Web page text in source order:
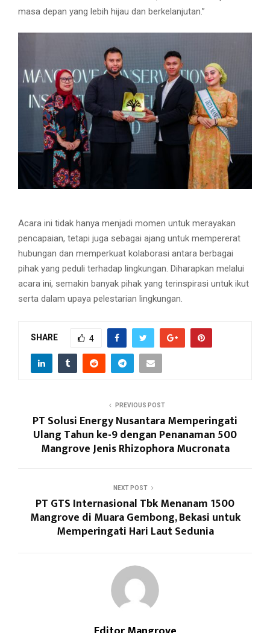
masa depan yang lebih hijau dan berkelanjutan.”
Acara ini tidak hanya menjadi momen untuk merayakan
pencapaian, tetapi juga sebagai ajang untuk mempererat
hubungan dan memperkuat kolaborasi antara berbagai
pihak yang peduli terhadap lingkungan. Diharapkan melalui
acara ini, semakin banyak pihak yang terinspirasi untuk ikut
serta dalam upaya pelestarian lingkungan.
SHARE 4
PREVIOUS POST
PT Solusi Energy Nusantara Memperingati
Ulang Tahun ke-9 dengan Penanaman 500
Mangrove Jenis Rhizophora Mucronata
NEXT POST
PT GTS Internasional Tbk Menanam 1500
Mangrove di Muara Gembong, Bekasi untuk
Memperingati Hari Laut Sedunia